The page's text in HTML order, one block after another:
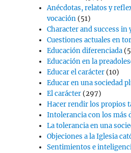
Anécdotas, relatos y
vocación (51)
Character and success in
Cuestiones actuales en
Educación diferenciada
Educación en la
Educar el carácter (10)
Educar en una sociedad
El carácter (297)
Hacer rendir los propios
Intolerancia con los más
La tolerancia en una
Objeciones a la Iglesia
Sentimientos e